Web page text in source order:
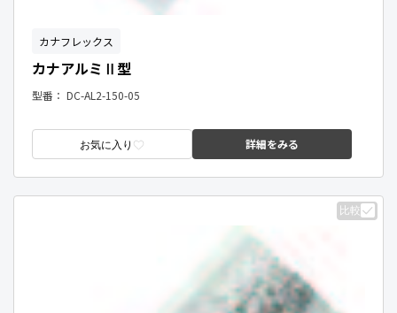
カナフレックス
カナアルミⅡ型
型番： DC-AL2-150-05
お気に入り 詳細をみる
比較